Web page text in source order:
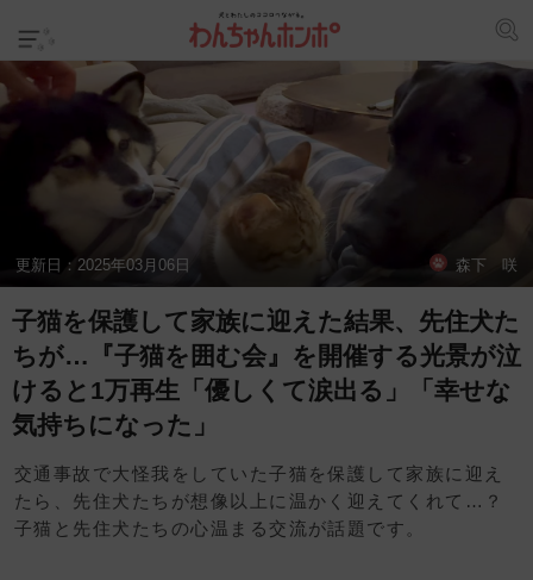
更新日： 2025年03月06日 森下 咲
子猫を保護して家族に迎えた結果、先住犬た
ちが…『子猫を囲む会』を開催する光景が泣
けると1万再生「優しくて涙出る」「幸せな
気持ちになった」
交通事故で大怪我をしていた子猫を保護して家族に迎え
たら、先住犬たちが想像以上に温かく迎えてくれて…？
子猫と先住犬たちの心温まる交流が話題です。